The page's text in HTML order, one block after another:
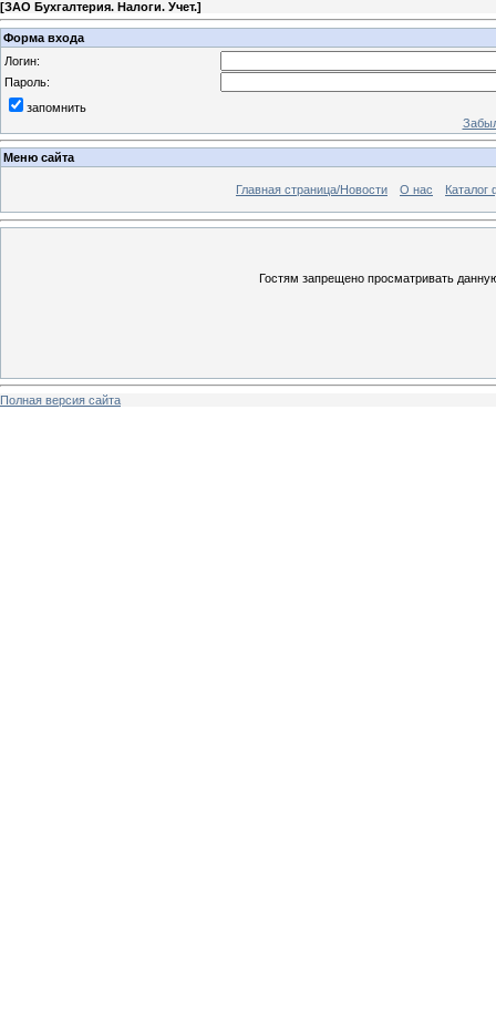
[ЗАО Бухгалтерия. Налоги. Учет.]
Форма входа
Логин:
Пароль:
запомнить
Меню сайта
Главная страница/Новости О нас Каталог
Гостям запрещено просматривать
Полная версия сайта